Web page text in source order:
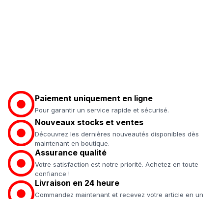
Paiement uniquement en ligne
Pour garantir un service rapide et sécurisé.
Nouveaux stocks et ventes
Découvrez les dernières nouveautés disponibles dès
maintenant en boutique.
Assurance qualité
Votre satisfaction est notre priorité. Achetez en toute
confiance !
Livraison en 24 heure
Commandez maintenant et recevez votre article en un